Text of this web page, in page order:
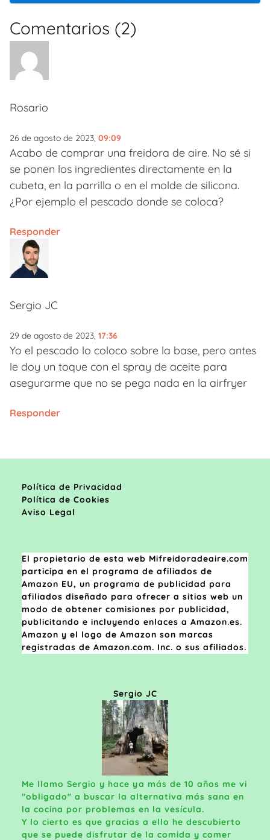
Comentarios (2)
Rosario
26 de agosto de 2023, 09:09
Acabo de comprar una freidora de aire. No sé si
se ponen los ingredientes directamente en la
cubeta, en la parrilla o en el molde de silicona.
¿Por ejemplo el pescado donde se coloca?
Responder
Sergio JC
29 de agosto de 2023, 17:36
Yo el pescado lo coloco sobre la base, pero antes
le doy un toque con el spray de aceite para
asegurarme que no se pega nada en la airfryer
Responder
Política de Privacidad
Política de Cookies
Aviso Legal
El propietario de esta web Mifreidoradeaire.com
participa en el programa de afiliados de
Amazon EU, un programa de publicidad para
afiliados diseñado para ofrecer a sitios web un
modo de obtener comisiones por publicidad,
publicitando e incluyendo enlaces a Amazon.es.
Amazon y el logo de Amazon son marcas
registradas de Amazon.com. Inc. o sus afiliados.
Sergio JC
Me llamo Sergio y hace ya más de 10 años me vi
"obligado" a buscar la alternativa más sana en
la cocina por problemas en la vesícula.
Y lo cierto es que gracias a ello he descubierto
que se puede disfrutar de la comida y comer